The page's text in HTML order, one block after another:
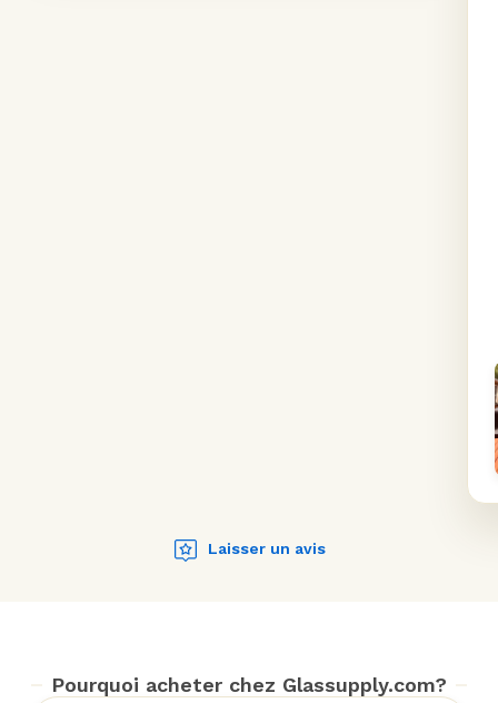
Laisser un avis
Pourquoi acheter chez Glassupply.com?